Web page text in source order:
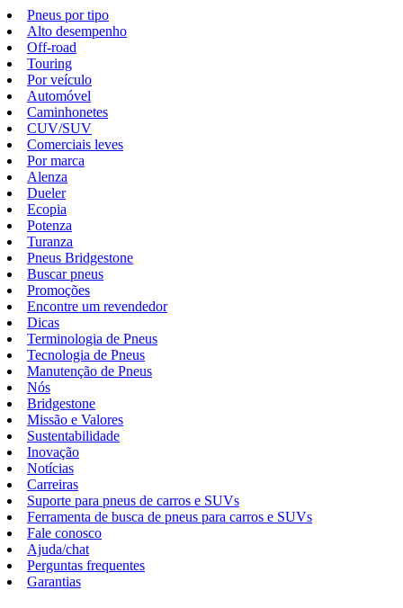
Pneus por tipo
Alto desempenho
Off-road
Touring
Por veículo
Automóvel
Caminhonetes
CUV/SUV
Comerciais leves
Por marca
Alenza
Dueler
Ecopia
Potenza
Turanza
Pneus Bridgestone
Buscar pneus
Promoções
Encontre um revendedor
Dicas
Terminologia de Pneus
Tecnologia de Pneus
Manutenção de Pneus
Nós
Bridgestone
Missão e Valores
Sustentabilidade
Inovação
Notícias
Carreiras
Suporte para pneus de carros e SUVs
Ferramenta de busca de pneus para carros e SUVs
Fale conosco
Ajuda/chat
Perguntas frequentes
Garantias